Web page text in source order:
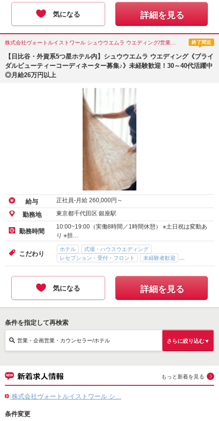
気になる 詳細を見る
終了間近
【日比谷・外資系5つ星ホテル内】シュウウエムラ ウエディング《ブライ
ダルビューティーコーディネーター募集♪》未経験歓迎！30～40代活躍中
◎月給26万円以上
給与 正社員-月給 260,000円～
勤務地 東京都千代田区 銀座駅
勤務時間
10:00~19:00（実働8時間／1時間休憩） ※土日祝は変動あ
り ※担…
こだわり
ホテル
式場・ハウスウエディング
レセプション・受付・フロント
未経験者歓迎
駅直結（駅ビル）
気になる 詳細を見る
条件を指定して再検索
営業・企画営業・カウンセラー/ホテル さらに絞り込む▼
もっと新着を見る
株式会社ヴォートルイストワール シ...
条件変更